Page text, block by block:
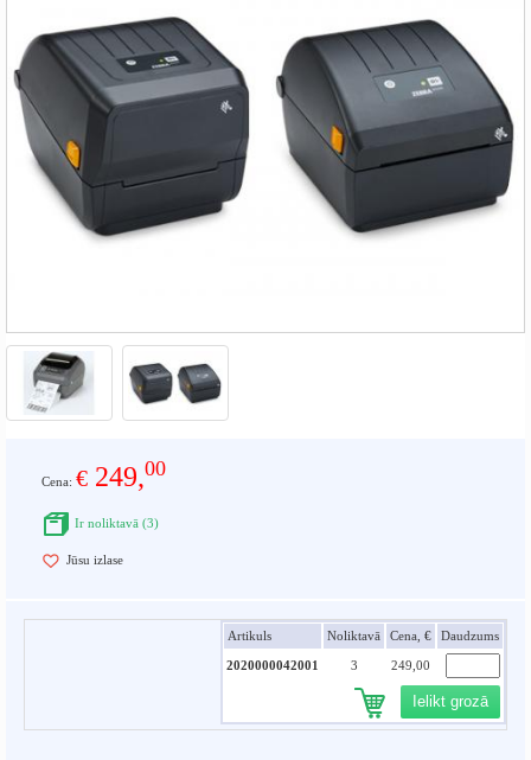
Cena: € 249,00
Ir noliktavā (3)
Jūsu izlase
Artikuls Noliktavā Cena, € Daudzums
2020000042001 3 249,00
Ielikt grozā